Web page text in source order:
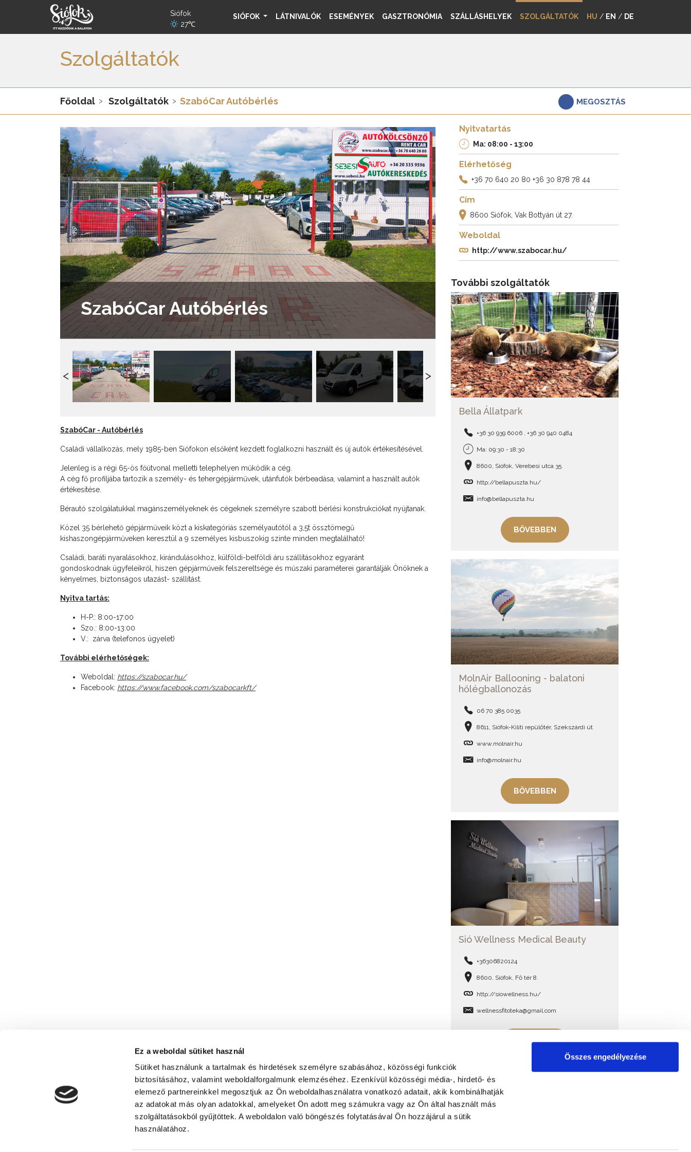
Ez a weboldal sütiket használ
Sütiket használunk a tartalmak és hirdetések személyre szabásához, közösségi funkciók
biztosításához, valamint weboldalforgalmunk elemzéséhez. Ezenkívül közösségi média-, hirdető- és
elemező partnereinkkel megosztjuk az Ön weboldalhasználatra vonatkozó adatait, akik kombinálhatják
az adatokat más olyan adatokkal, amelyeket Ön adott meg számukra vagy az Ön által használt más
szolgáltatásokból gyűjtöttek. A weboldalon való böngészés folytatásával Ön hozzájárul a sütik
használatához.
Összes engedélyezése
Siófok
27℃
SIÓFOK LÁTNIVALÓK ESEMÉNYEK GASZTRONÓMIA SZÁLLÁSHELYEK SZOLGÁLTATÓK HU / EN / DE
Szolgáltatók
Főoldal Szolgáltatók SzabóCar Autóbérlés MEGOSZTÁS
SzabóCar Autóbérlés
SzabóCar - Autóbérlés
Családi vállalkozás, mely 1985-ben Siófokon elsőként kezdett foglalkozni használt és új autók értékesítésével.
Jelenleg is a régi 65-ös főútvonal melletti telephelyen működik a cég.
A cég fő profiljába tartozik a személy- és tehergépjárművek, utánfutók bérbeadása, valamint a használt autók
értékesítése.
Bérautó szolgálatukkal magánszemélyeknek és cégeknek személyre szabott bérlési konstrukciókat nyújtanak.
Közel 35 bérlehető gépjárműveik közt a kiskategóriás személyautótól a 3,5t össztömegű
kishaszongépjárműveken keresztül a 9 személyes kisbuszokig szinte minden megtalálható!
Családi, baráti nyaralásokhoz, kirándulásokhoz, külföldi-belföldi áru szállításokhoz egyaránt
gondoskodnak ügyfeleikről, hiszen gépjárműveik felszereltsége és műszaki paraméterei garantálják Önöknek a
kényelmes, biztonságos utazást- szállítást.
Nyitva tartás:
H-P.: 8:00-17:00
Szo.: 8:00-13:00
V.: zárva (telefonos ügyelet)
További elérhetőségek:
Weboldal: https://szabocar.hu/
Facebook: https://www.facebook.com/szabocarkft/
Nyitvatartás
Ma: 08:00 - 13:00
Elérhetőség
+36 70 640 20 80 +36 30 878 78 44
Cím
8600 Siófok, Vak Bottyán út 27.
Weboldal
http://www.szabocar.hu/
További szolgáltatók
Bella Állatpark
+36 30 939 6006 , +36 30 940 0484
Ma: 09:30 - 18:30
8600, Siófok, Verebesi utca 35.
http://bellapuszta.hu/
info@bellapuszta.hu
BŐVEBBEN
MolnAir Ballooning - balatoni
hőlégballonozás
06 70 385 0035
8611, Siófok-Kiliti repülőtér, Szekszárdi út
www.molnair.hu
info@molnair.hu
BŐVEBBEN
Sió Wellness Medical Beauty
+36306820124
8600, Siófok, Fő tér 8.
http://siowellness.hu/
wellnessfitoteka@gmail.com
BŐVEBBEN
ADATVÉDELMI NYILATKOZAT FELHASZNÁLÁS FELTÉTELEI
Siófoki Fürdőegylet - Turisztikai Egyesület